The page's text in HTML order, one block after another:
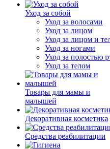
Уход за собой
Уход за волосами
Уход за лицом
Уход за лицом и
Уход за ногами
Уход за полостью
Уход за телом
Товары для мамы и
малышей
Декоративная косметика
Средства реабилитации